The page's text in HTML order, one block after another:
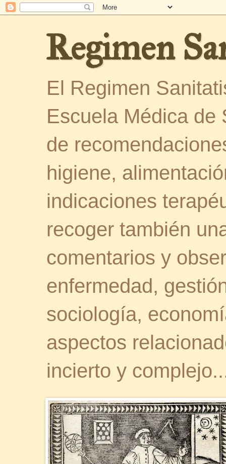
Regimen
El Regimen
Escuela Médica de
de
higiene,
indicaciones
recoger también
comentarios y
enfermedad,
sociología,
aspectos
incierto y